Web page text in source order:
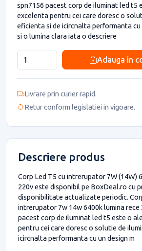
spn7156 pacest corp de iluminat led t5
excelenta pentru cei care doresc o
eficienta si de icircnalta performanta cu
si o lumina clara iata o descriere
Adauga in
Livrare prin curier rapid.
Retur conform legislatiei in vigoare.
Descriere produs
Corp Led T5 cu intrerupator 7W (14W)
220v este disponibil pe BoxDeal.ro cu
disponibilitate actualizate periodic.
intrerupator 7w 14w 6400k lumina rece
pacest corp de iluminat led t5 este o
pentru cei care doresc o solutie de
icircnalta performanta cu un design m